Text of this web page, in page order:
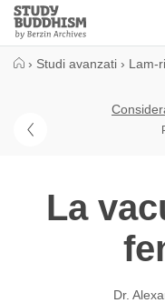
Close
Study
Buddhism
› Studi avanzati › Lam-
La
Dr.